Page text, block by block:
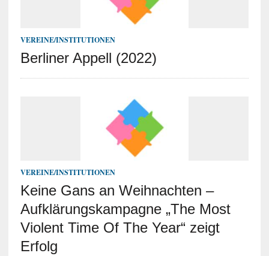
VEREINE/INSTITUTIONEN
Berliner Appell (2022)
VEREINE/INSTITUTIONEN
Keine Gans an Weihnachten –
Aufklärungskampagne „The Most
Violent Time Of The Year“ zeigt
Erfolg